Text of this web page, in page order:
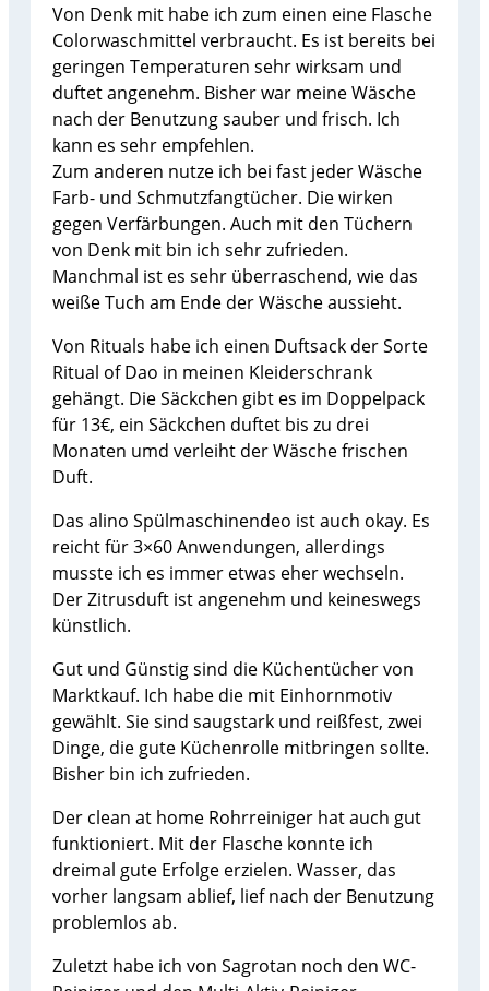
Von Denk mit habe ich zum einen eine Flasche
Colorwaschmittel verbraucht. Es ist bereits bei
geringen Temperaturen sehr wirksam und
duftet angenehm. Bisher war meine Wäsche
nach der Benutzung sauber und frisch. Ich
kann es sehr empfehlen.
Zum anderen nutze ich bei fast jeder Wäsche
Farb- und Schmutzfangtücher. Die wirken
gegen Verfärbungen. Auch mit den Tüchern
von Denk mit bin ich sehr zufrieden.
Manchmal ist es sehr überraschend, wie das
weiße Tuch am Ende der Wäsche aussieht.
Von Rituals habe ich einen Duftsack der Sorte
Ritual of Dao in meinen Kleiderschrank
gehängt. Die Säckchen gibt es im Doppelpack
für 13€, ein Säckchen duftet bis zu drei
Monaten umd verleiht der Wäsche frischen
Duft.
Das alino Spülmaschinendeo ist auch okay. Es
reicht für 3×60 Anwendungen, allerdings
musste ich es immer etwas eher wechseln.
Der Zitrusduft ist angenehm und keineswegs
künstlich.
Gut und Günstig sind die Küchentücher von
Marktkauf. Ich habe die mit Einhornmotiv
gewählt. Sie sind saugstark und reißfest, zwei
Dinge, die gute Küchenrolle mitbringen sollte.
Bisher bin ich zufrieden.
Der clean at home Rohrreiniger hat auch gut
funktioniert. Mit der Flasche konnte ich
dreimal gute Erfolge erzielen. Wasser, das
vorher langsam ablief, lief nach der Benutzung
problemlos ab.
Zuletzt habe ich von Sagrotan noch den WC-